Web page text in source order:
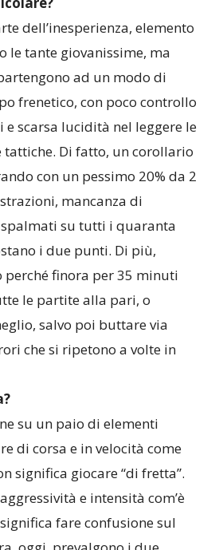
dell’inesperienza, elemento
le tante giovanissime, ma
ad un modo di
frenetico, con poco controllo
scarsa lucidità nel leggere le
tattiche. Di fatto, un corollario
con un pessimo 20% da 2
mancanza di
spalmati su tutti i quaranta
i due punti. Di più,
finora per 35 minuti
le partite alla pari, o
salvo poi buttare via
che si ripetono a volte in
su un paio di elementi
di corsa e in velocità come
significa giocare “di fretta”.
e intensità com’è
fare confusione sul